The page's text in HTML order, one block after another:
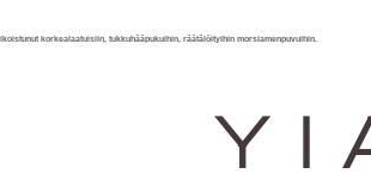
korkealaatuisiin, tukkuhääpukuihin, räätälöityihin morsiamenpuvuihin.
Y I